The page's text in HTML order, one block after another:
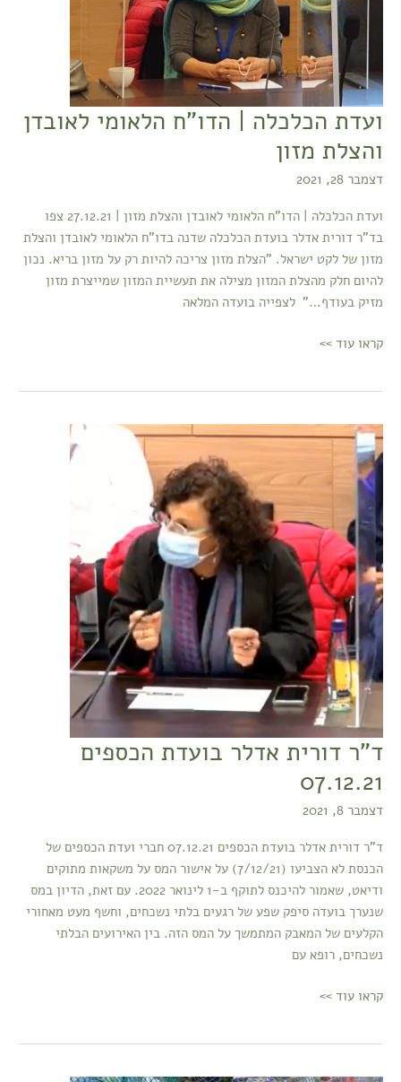
ועדת הכלכלה | הדו"ח הלאומי לאובדן
והצלת מזון
דצמבר 28, 2021
ועדת הכלכלה | הדו"ח הלאומי לאובדן והצלת מזון | 27.12.21 צפו
בד"ר דורית אדלר בועדת הכלכלה שדנה בדו"ח הלאומי לאובדן והצלת
מזון של לקט ישראל. "הצלת מזון צריכה להיות רק על מזון בריא. נכון
להיום חלק מהצלת המזון מצילה את תעשיית המזון שמייצרת מזון
מזיק בעודף…" לצפייה בועדה המלאה
קראו עוד >>
ד"ר דורית אדלר בועדת הכספים
07.12.21
דצמבר 8, 2021
ד"ר דורית אדלר בועדת הכספים 07.12.21 חברי ועדת הכספים של
הכנסת לא הצביעו (7/12/21) על אישור המס על משקאות מתוקים
ודיאט, שאמור להיכנס לתוקף ב-1 לינואר 2022. עם זאת, הדיון במס
שנערך בועדה סיפק שפע של רגעים בלתי נשכחים, וחשף מעט מאחורי
הקלעים של המאבק המתמשך על המס הזה. בין האירועים הבלתי
נשכחים, רופא עם
ד"ר
דורית
אדלר
בועדת
הכספים
07.12.21
קראו עוד >>